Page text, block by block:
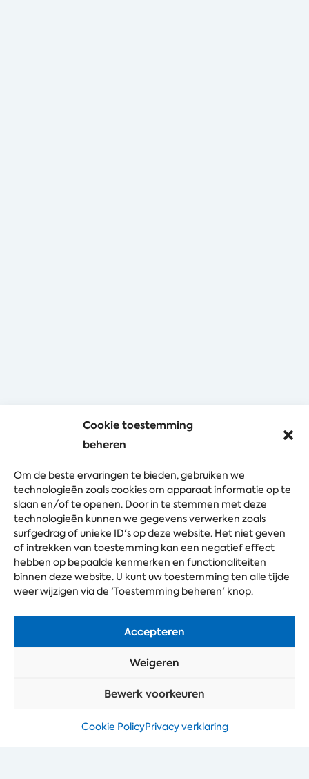
Cookie toestemming
beheren
Om de beste ervaringen te bieden, gebruiken we
technologieën zoals cookies om apparaat informatie op te
slaan en/of te openen. Door in te stemmen met deze
technologieën kunnen we gegevens verwerken zoals
surfgedrag of unieke ID's op deze website. Het niet geven
of intrekken van toestemming kan een negatief effect
hebben op bepaalde kenmerken en functionaliteiten
binnen deze website. U kunt uw toestemming ten alle tijde
weer wijzigen via de 'Toestemming beheren' knop.
Accepteren
Weigeren
Bewerk voorkeuren
Cookie PolicyPrivacy verklaring
Toestemming beheren